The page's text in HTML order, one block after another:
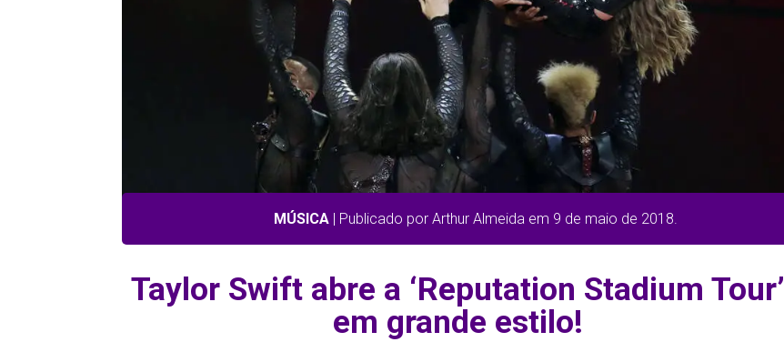
MÚSICA| Publicado por Arthur Almeida em 9 de maio de 2018.
Taylor Swift abre a ‘Reputation Stadium Tour’
em grande estilo!